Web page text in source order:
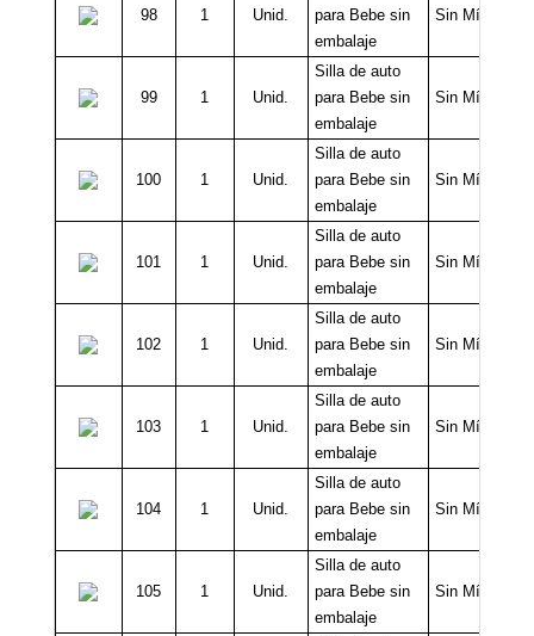
98 1 Unid.
para Bebe sin
embalaje
Sin Mínimo
99 1 Unid.
Silla de auto
para Bebe sin
embalaje
Sin Mínimo
100 1 Unid.
Silla de auto
para Bebe sin
embalaje
Sin Mínimo
101 1 Unid.
Silla de auto
para Bebe sin
embalaje
Sin Mínimo
102 1 Unid.
Silla de auto
para Bebe sin
embalaje
Sin Mínimo
103 1 Unid.
Silla de auto
para Bebe sin
embalaje
Sin Mínimo
104 1 Unid.
Silla de auto
para Bebe sin
embalaje
Sin Mínimo
105 1 Unid.
Silla de auto
para Bebe sin
embalaje
Sin Mínimo